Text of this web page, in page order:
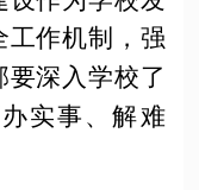
工作机制，强
深入学校了
实事、解难